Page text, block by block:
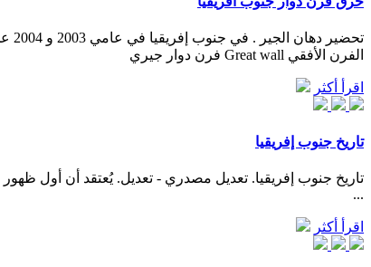
الفرن الأفقي Great wall فرن دوار جيري
اقرأ أكثر
تاريخ جنوب إفريقيا
...
اقرأ أكثر